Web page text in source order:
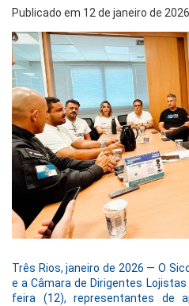
Publicado em 12 de janeiro de 2026
Três Rios, janeiro de 2026 — O
e a Câmara de Dirigentes
feira (12), representantes de